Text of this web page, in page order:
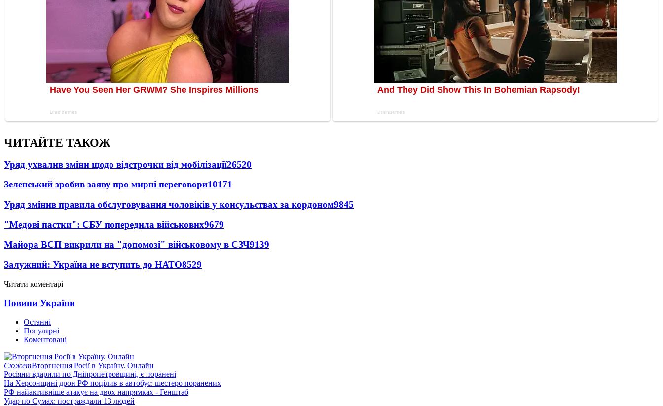
ЧИТАЙТЕ ТАКОЖ
Уряд ухвалив зміни щодо відстрочки від мобілізації26520
Зеленський зробив заяву про мирні переговори10171
Уряд змінив правила обслуговування чоловіків у консульствах за кордоном9845
"Медові пастки": СБУ попередила військових9679
Майора ВСП викрили на "допомозі" військовому в СЗЧ9139
Залужний: Україна не вступить до НАТО8529
Читати коментарі
Новини України
Останні
Популярні
Коментовані
СюжетВторгнення Росії в Україну. Онлайн
Росіяни вдарили по Дніпропетровщині, є поранені
На Херсонщині дрон РФ поцілив в автобус: шестеро поранених
РФ найактивніше атакує на двох напрямках - Генштаб
Удар по Сумах: постраждали 13 людей